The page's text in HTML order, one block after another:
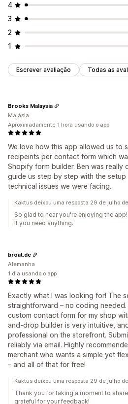
Formulários incorporados
Em vários idiomas
Gerenciamento de dados
Painel de controle
Análises
4
3
2
1
Escrever avaliação Todas as
We love how this app allowed us to
recipeints per contact form which
Shopify form builder. Ben was really
guide us step by step with the
technical issues we were facing.
Brooks Malaysia
Malásia
Aproximadamente 1 hora usando o app
Kaktus deixou uma resposta 29 de julho
So glad to hear you're enjoying the
if you need anything.
Exactly what I was looking for! The
straightforward – no coding
custom contact form for my shop
and-drop builder is very intuitive,
professional on the storefront.
reliably via email. Highly
merchant who wants a simple yet
– and all of that for free!
broat.de
Alemanha
1 dia usando o app
Kaktus deixou uma resposta 29 de julho
Thank you for taking a moment to
grateful for your feedback!